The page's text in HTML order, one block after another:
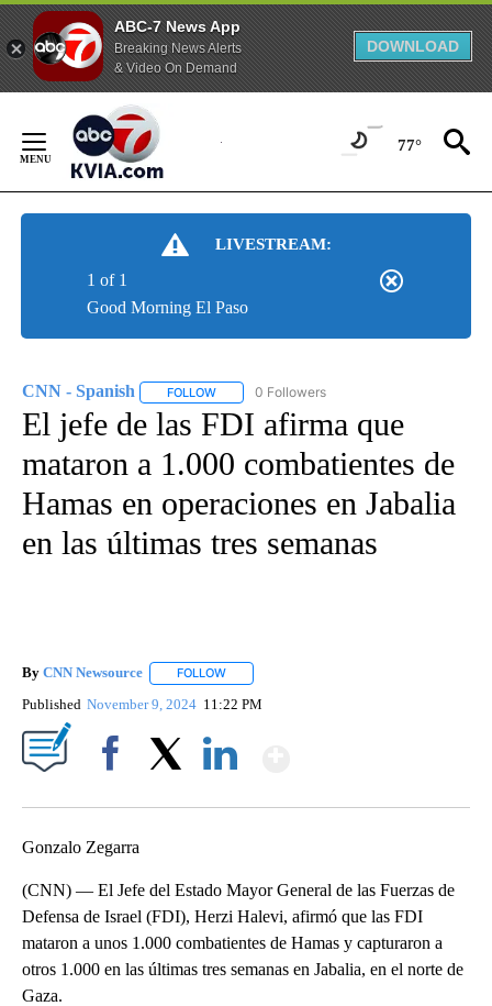
ABC-7 News App
Breaking News Alerts
& Video On Demand
DOWNLOAD
Content
77°
LIVESTREAM:
Good Morning El Paso
1 of 1
CNN - Spanish FOLLOW FOLLOW "CNN - SPANISH" TO RECEIVE
0 Followers
El jefe de las FDI afirma que
mataron a 1.000 combatientes de
Hamas en operaciones en Jabalia
en las últimas tres semanas
By CNN Newsource FOLLOW
Published November 9, 2024 11:22 PM
Gonzalo Zegarra
(CNN) — El Jefe del Estado Mayor General de las Fuerzas de
Defensa de Israel (FDI), Herzi Halevi, afirmó que las FDI
mataron a unos 1.000 combatientes de Hamas y capturaron a
otros 1.000 en las últimas tres semanas en Jabalia, en el norte de
Gaza.